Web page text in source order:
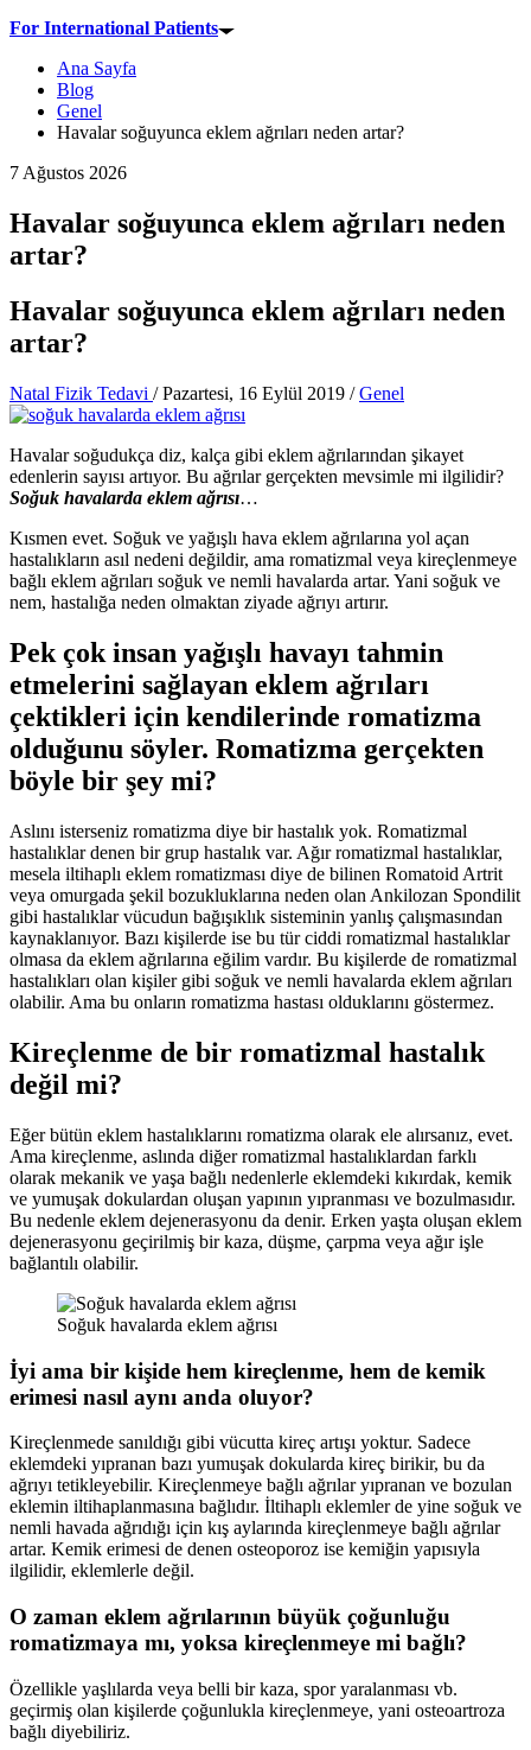
For International Patients
Ana Sayfa
Blog
Genel
Havalar soğuyunca eklem ağrıları neden artar?
7 Ağustos 2026
Havalar soğuyunca eklem ağrıları neden
artar?
Havalar soğuyunca eklem ağrıları neden
artar?
Natal Fizik Tedavi /Pazartesi, 16 Eylül 2019 /Genel
Havalar soğudukça diz, kalça gibi eklem ağrılarından şikayet
edenlerin sayısı artıyor. Bu ağrılar gerçekten mevsimle mi ilgilidir?
Soğuk havalarda eklem ağrısı…
Kısmen evet. Soğuk ve yağışlı hava eklem ağrılarına yol açan
hastalıkların asıl nedeni değildir, ama romatizmal veya kireçlenmeye
bağlı eklem ağrıları soğuk ve nemli havalarda artar. Yani soğuk ve
nem, hastalığa neden olmaktan ziyade ağrıyı artırır.
Pek çok insan yağışlı havayı tahmin
etmelerini sağlayan eklem ağrıları
çektikleri için kendilerinde romatizma
olduğunu söyler. Romatizma gerçekten
böyle bir şey mi?
Aslını isterseniz romatizma diye bir hastalık yok. Romatizmal
hastalıklar denen bir grup hastalık var. Ağır romatizmal hastalıklar,
mesela iltihaplı eklem romatizması diye de bilinen Romatoid Artrit
veya omurgada şekil bozukluklarına neden olan Ankilozan Spondilit
gibi hastalıklar vücudun bağışıklık sisteminin yanlış çalışmasından
kaynaklanıyor. Bazı kişilerde ise bu tür ciddi romatizmal hastalıklar
olmasa da eklem ağrılarına eğilim vardır. Bu kişilerde de romatizmal
hastalıkları olan kişiler gibi soğuk ve nemli havalarda eklem ağrıları
olabilir. Ama bu onların romatizma hastası olduklarını göstermez.
Kireçlenme de bir romatizmal hastalık
değil mi?
Eğer bütün eklem hastalıklarını romatizma olarak ele alırsanız, evet.
Ama kireçlenme, aslında diğer romatizmal hastalıklardan farklı
olarak mekanik ve yaşa bağlı nedenlerle eklemdeki kıkırdak, kemik
ve yumuşak dokulardan oluşan yapının yıpranması ve bozulmasıdır.
Bu nedenle eklem dejenerasyonu da denir. Erken yaşta oluşan eklem
dejenerasyonu geçirilmiş bir kaza, düşme, çarpma veya ağır işle
bağlantılı olabilir.
Soğuk havalarda eklem ağrısı
İyi ama bir kişide hem kireçlenme, hem de kemik
erimesi nasıl aynı anda oluyor?
Kireçlenmede sanıldığı gibi vücutta kireç artışı yoktur. Sadece
eklemdeki yıpranan bazı yumuşak dokularda kireç birikir, bu da
ağrıyı tetikleyebilir. Kireçlenmeye bağlı ağrılar yıpranan ve bozulan
eklemin iltihaplanmasına bağlıdır. İltihaplı eklemler de yine soğuk ve
nemli havada ağrıdığı için kış aylarında kireçlenmeye bağlı ağrılar
artar. Kemik erimesi de denen osteoporoz ise kemiğin yapısıyla
ilgilidir, eklemlerle değil.
O zaman eklem ağrılarının büyük çoğunluğu
romatizmaya mı, yoksa kireçlenmeye mi bağlı?
Özellikle yaşlılarda veya belli bir kaza, spor yaralanması vb.
geçirmiş olan kişilerde çoğunlukla kireçlenmeye, yani osteoartroza
bağlı diyebiliriz.